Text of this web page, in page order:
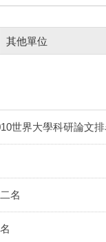
其他單位
世界大學科研論文
名